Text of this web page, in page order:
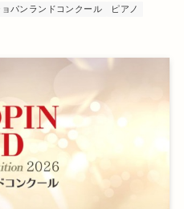
ョパンランドコンクール ピアノ